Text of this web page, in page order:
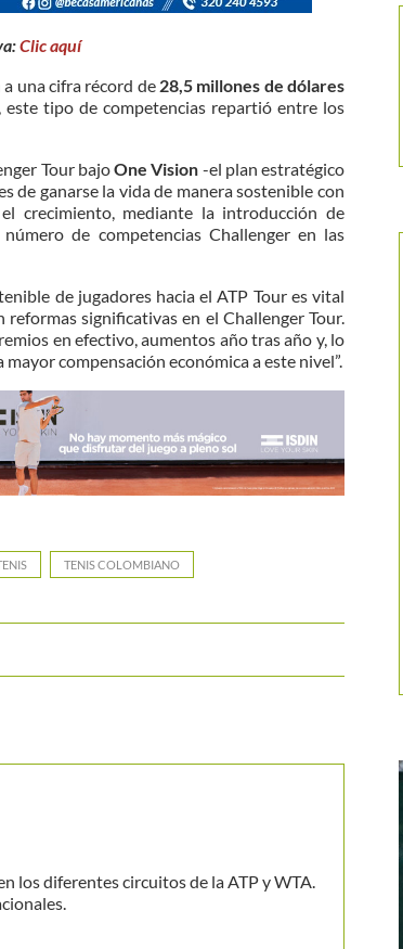
Clic aquí
una cifra récord de 28,5 millones de dólares
tipo de competencias repartió entre los
Tour bajoOne Vision -el plan estratégico
de ganarse la vida de manera sostenible con
crecimiento, mediante la introducción de
de competencias Challenger en las
de jugadores hacia el ATP Tour es vital
significativas en el Challenger Tour.
en efectivo, aumentos año tras año y, lo
compensación económica a este nivel”.
TENIS COLOMBIANO
los diferentes circuitos de la ATP y WTA.